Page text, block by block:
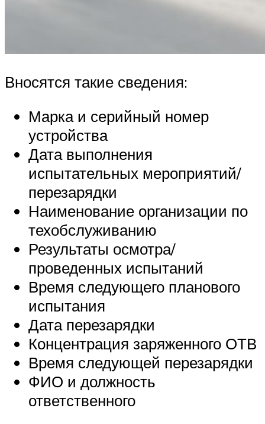
Вносятся такие сведения:
Марка и серийный номер
устройства
Дата выполнения
испытательных мероприятий/
перезарядки
Наименование организации по
техобслуживанию
Результаты осмотра/
проведенных испытаний
Время следующего планового
испытания
Дата перезарядки
Концентрация заряженного ОТВ
Время следующей перезарядки
ФИО и должность
ответственного